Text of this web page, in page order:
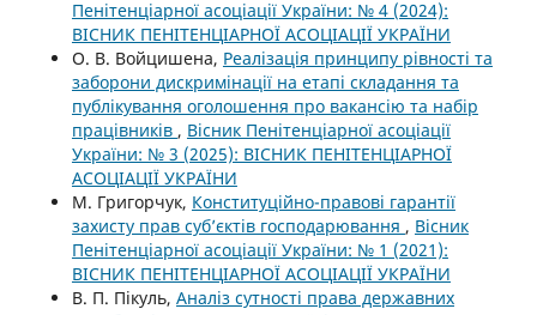
Пенітенціарної асоціації України: № 4 (2024):
ВІСНИК ПЕНІТЕНЦІАРНОЇ АСОЦІАЦІЇ УКРАЇНИ
О. В. Войцишена, Реалізація принципу рівності та
заборони дискримінації на етапі складання та
публікування оголошення про вакансію та набір
працівників , Вісник Пенітенціарної асоціації
України: № 3 (2025): ВІСНИК ПЕНІТЕНЦІАРНОЇ
АСОЦІАЦІЇ УКРАЇНИ
М. Григорчук, Конституційно-правові гарантії
захисту прав суб’єктів господарювання , Вісник
Пенітенціарної асоціації України: № 1 (2021):
ВІСНИК ПЕНІТЕНЦІАРНОЇ АСОЦІАЦІЇ УКРАЇНИ
В. П. Пікуль, Аналіз сутності права державних